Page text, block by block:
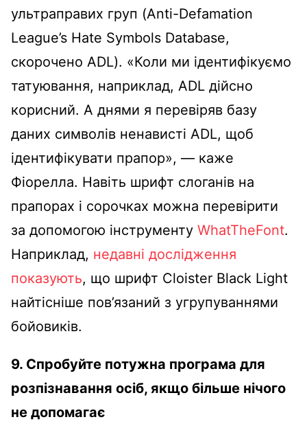
ультраправих груп (Anti-Defamation
League’s Hate Symbols Database,
скорочено ADL). «Коли ми ідентифікуємо
татуювання, наприклад, ADL дійсно
корисний. А днями я перевіряв базу
даних символів ненависті ADL, щоб
ідентифікувати прапор», — каже
Фіорелла. Навіть шрифт слоганів на
прапорах і сорочках можна перевірити
за допомогою інструменту WhatTheFont.
Наприклад, недавні дослідження
показують, що шрифт Cloister Black Light
найтісніше пов’язаний з угрупуваннями
бойовиків.
9. Спробуйте потужна програма для
розпізнавання осіб, якщо більше нічого
не допомагає